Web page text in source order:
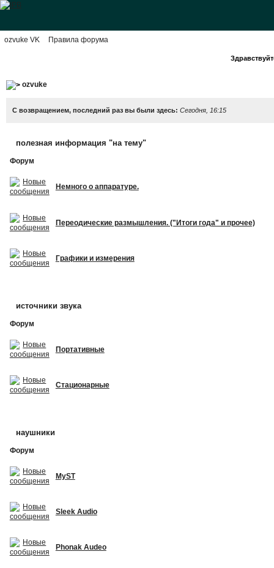
ozvuke VK Правила форума
ozvuke
С возвращением, последний раз вы были здесь: Сегодня, 16:15
полезная информация "на тему"
Форум
Немного о аппаратуре.
Переодические размышления. ("Итоги года" и прочее)
Графики и измерения
источники звука
Форум
Портативные
Стационарные
наушники
Форум
MyST
Sleek Audio
Phonak Audeo